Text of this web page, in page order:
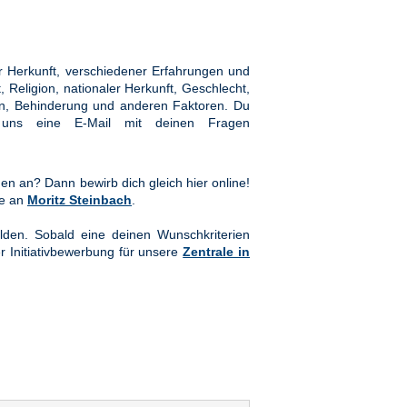
verschiedener Erfahrungen und
nationaler Herkunft, Geschlecht,
Behinderung und anderen Faktoren. Du
eine E-Mail mit deinen Fragen
an? Dann bewirb dich gleich hier online!
an Moritz Steinbach
Sobald eine deinen Wunschkriterien
Initiativbewerbung für unsereZentrale in